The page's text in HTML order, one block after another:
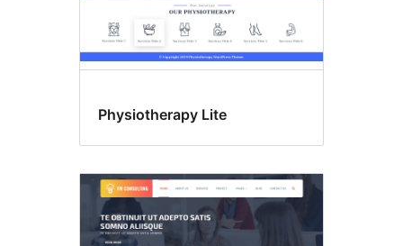
Physiotherapy Lite